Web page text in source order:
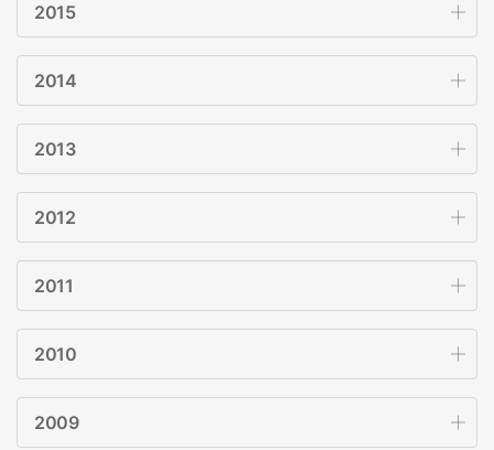
2015
2014
2013
2012
2011
2010
2009